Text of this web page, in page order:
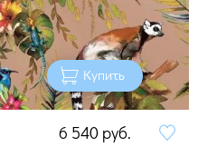
Купить
6 540 руб.